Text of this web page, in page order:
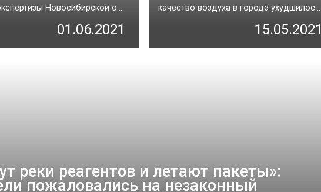
Новосибирской о...
01.06.2021
качество воздуха в городе ухудшилос...
15.05.2021
реки реагентов и летают пакеты»:
пожаловались на незаконный